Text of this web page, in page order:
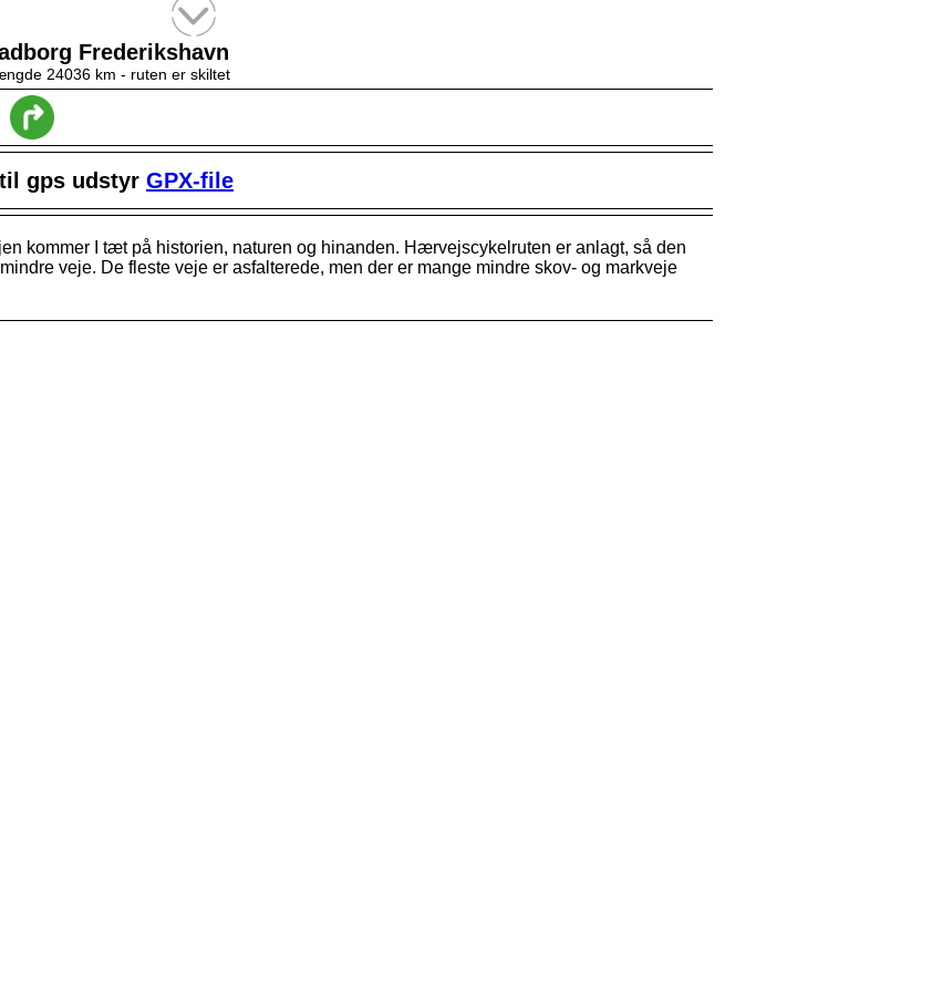
Tekstsøgning efter titel
Frederikshavn
24036 km - ruten er skiltet
gps udstyr GPX-file
kommer I tæt på historien, naturen og hinanden. Hærvejscykelruten er anlagt, så den
veje. De fleste veje er asfalterede, men der er mange mindre skov- og markveje